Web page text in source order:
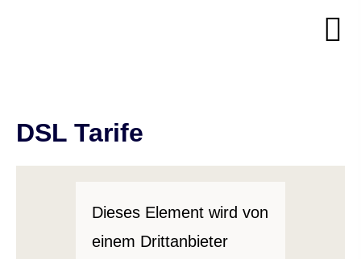
DSL Tarife
Dieses Element wird von
einem Drittanbieter